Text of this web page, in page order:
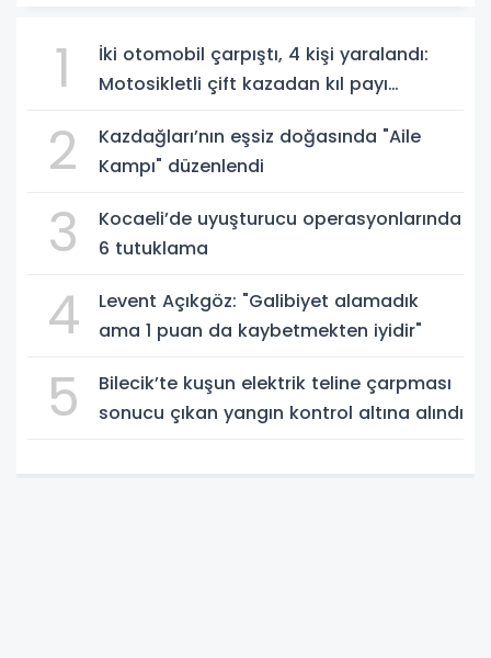
1
İki otomobil çarpıştı, 4 kişi yaralandı:
Motosikletli çift kazadan kıl payı
2
Kazdağları’nın eşsiz doğasında "Aile
Kampı" düzenlendi
3
Kocaeli’de uyuşturucu operasyonlarında
6 tutuklama
4
Levent Açıkgöz: "Galibiyet alamadık
ama 1 puan da kaybetmekten iyidir"
5
Bilecik’te kuşun elektrik teline çarpması
sonucu çıkan yangın kontrol altına alındı